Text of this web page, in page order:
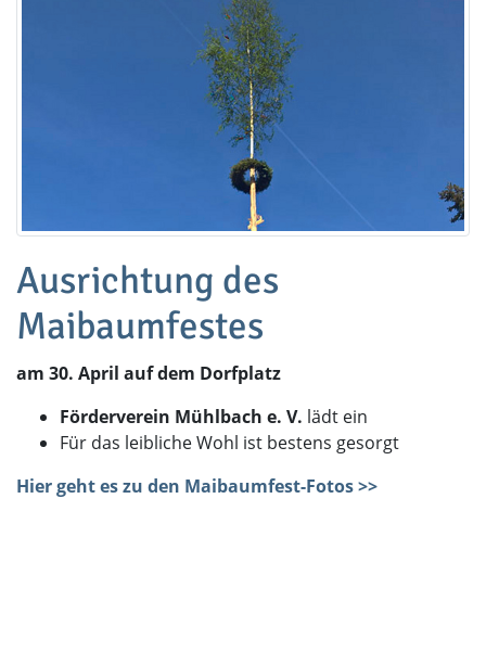
Ausrichtung des
Maibaumfestes
am 30. April auf dem Dorfplatz
Förderverein Mühlbach e. V. lädt ein
Für das leibliche Wohl ist bestens gesorgt
Hier geht es zu den Maibaumfest-Fotos >>